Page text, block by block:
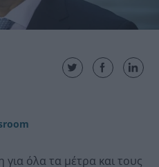
όλα τα μέτρα και τους